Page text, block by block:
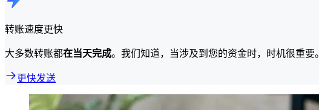
转账速度更快
大多数转账都在当天完成。我们知道，当涉及到您的资金时，时机很重要。
更快发送